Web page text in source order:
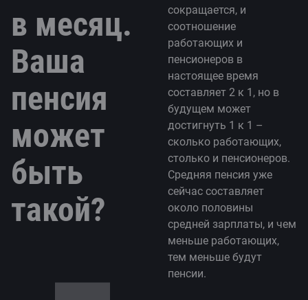
в месяц.
Ваша
пенсия
может
быть
такой?
сокращается, и
соотношение
работающих и
пенсионеров в
настоящее время
составляет 2 к 1, но в
будущем может
достигнуть 1 к 1 –
сколько работающих,
столько и пенсионеров.
Средняя пенсия уже
сейчас составляет
около половины
средней зарплаты, и чем
меньше работающих,
тем меньше будут
пенсии.